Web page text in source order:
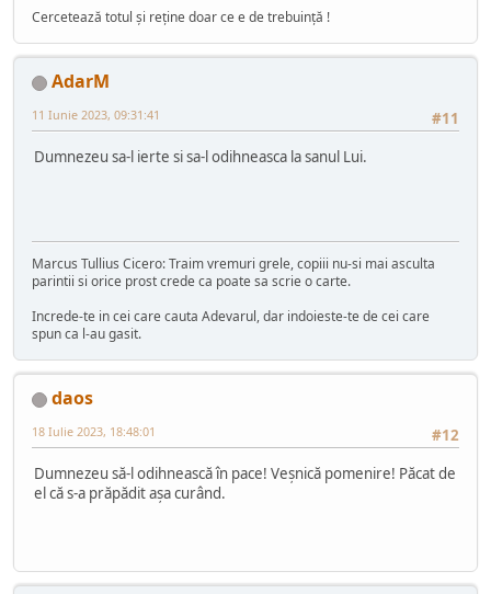
Cercetează totul şi reţine doar ce e de trebuinţă !
AdarM
#11
11 Iunie 2023, 09:31:41
Dumnezeu sa-l ierte si sa-l odihneasca la sanul Lui.
Marcus Tullius Cicero: Traim vremuri grele, copiii nu-si mai asculta
parintii si orice prost crede ca poate sa scrie o carte.
Increde-te in cei care cauta Adevarul, dar indoieste-te de cei care
spun ca l-au gasit.
daos
#12
18 Iulie 2023, 18:48:01
Dumnezeu să-l odihnească în pace! Veșnică pomenire! Păcat de
el că s-a prăpădit așa curând.